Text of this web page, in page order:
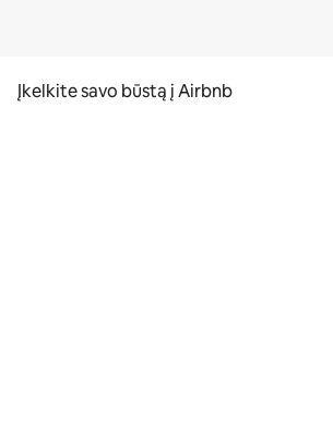
Įkelkite savo būstą į Airbnb